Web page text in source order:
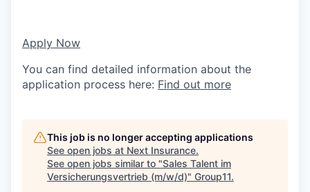
Apply Now
You can find detailed information about the
application process here: Find out more
This job is no longer accepting applications
See open jobs at Next Insurance.
See open jobs similar to "Sales Talent im
Versicherungsvertrieb (m/w/d)" Group11.